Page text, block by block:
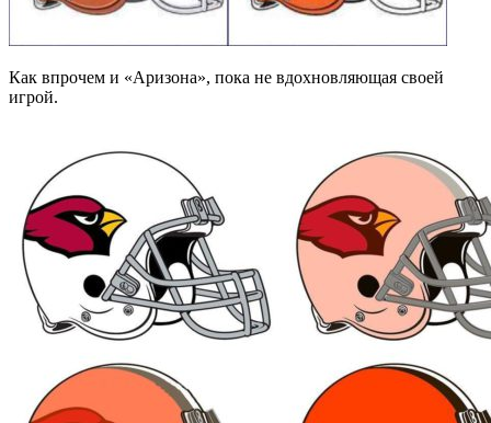
Как впрочем и «Аризона», пока не вдохновляющая своей
игрой.